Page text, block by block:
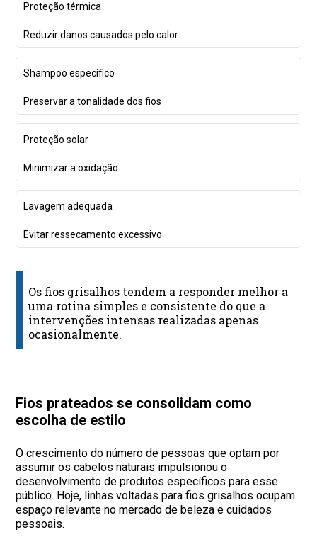
Proteção térmica
Reduzir danos causados pelo calor
Shampoo específico
Preservar a tonalidade dos fios
Proteção solar
Minimizar a oxidação
Lavagem adequada
Evitar ressecamento excessivo
Os fios grisalhos tendem a responder melhor a
uma rotina simples e consistente do que a
intervenções intensas realizadas apenas
ocasionalmente.
Fios prateados se consolidam como
escolha de estilo
O crescimento do número de pessoas que optam por
assumir os cabelos naturais impulsionou o
desenvolvimento de produtos específicos para esse
público. Hoje, linhas voltadas para fios grisalhos ocupam
espaço relevante no mercado de beleza e cuidados
pessoais.